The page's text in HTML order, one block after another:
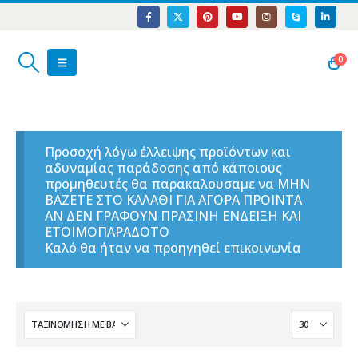
0
Προσοχή λόγω έλλειψης προϊόντων και
αδυναμίας παράδοσης από κάποιους
προμηθευτές θα παρακαλουσαμε να ΜΗΝ
ΒΑΖΕΤΕ ΣΤΟ ΚΑΛΑΘΙ ΓΙΑ ΑΓΟΡΑ ΠΡΟΙΝΤΑ
ΑΝ ΔΕΝ ΓΡΑΦΟΥΝ ΠΡΑΣΙΝΗ ΕΝΔΕΙΞΗ ΚΑΙ
ΕΤΟΙΜΟΠΑΡΑΔΟΤΟ
Καλό θα ήταν να προηγηθεί επικοινωνία